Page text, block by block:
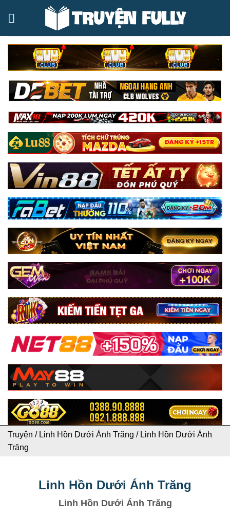
Truyện / Linh Hồn Dưới Ánh Trăng / Linh Hồn Dưới Ánh
Trăng
Linh Hồn Dưới Ánh Trăng
Linh Hồn Dưới Ánh Trăng